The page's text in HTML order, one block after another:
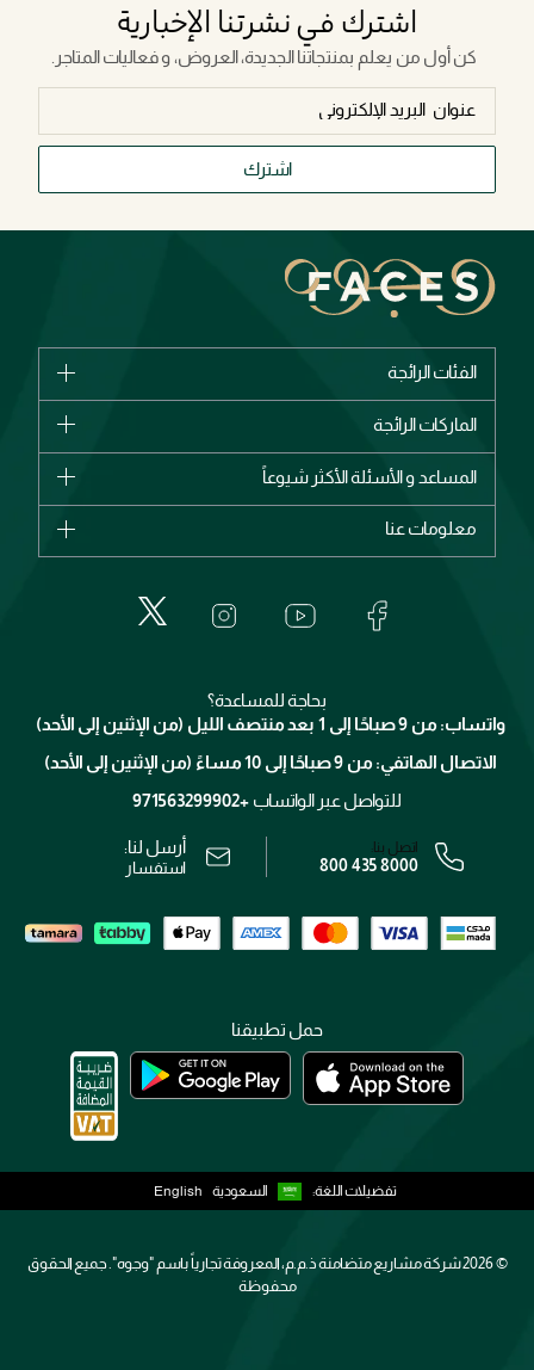
اشترك في نشرتنا الإخبارية
كن أول من يعلم بمنتجاتنا الجديدة، العروض، و فعاليات المتاجر.
اشترك
الفئات الرائجة
الأكثر مبيعاً
اشترِ بطاقة هدية
الماركات الرائجة
بربري
إيف سان لوران
المساعد و الأسئلة الأكثر شيوعاً
الإرجاع
معلومات عنا
برنامج الولاء ميوز
الوظائف
الشروط و الأحكام
رقم السجل التجاري: 7013320481 — صادر من وزارة التجارة
بحاجة للمساعدة؟
واتساب: من 9 صباحًا إلى 1 بعد منتصف الليل (من الإثنين إلى الأحد)
الاتصال الهاتفي: من 9 صباحًا إلى 10 مساءً (من الإثنين إلى الأحد)
للتواصل عبر الواتساب +971563299902
اتصل بنا:
800 435 8000
أرسل لنا:
استفسار
حمل تطبيقنا
تفضيلات اللغة: السعودية English
2026 ©شركة مشاريع متضامنة ذ.م.م، المعروفة تجارياً باسم "وجوه". جميع الحقوق
محفوظة